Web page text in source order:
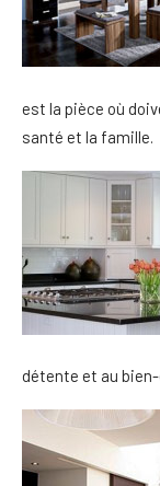
est la pièce où
santé et la famille.
détente et au